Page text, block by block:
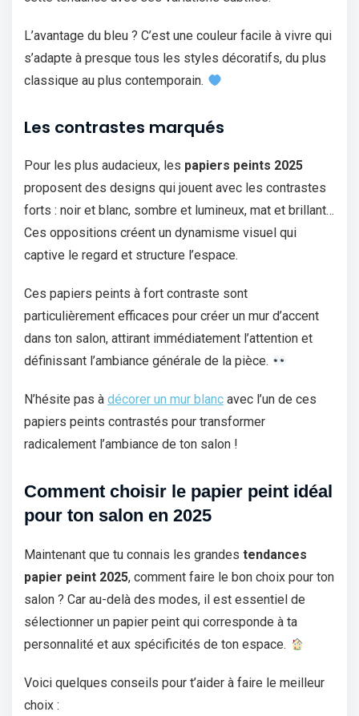
L’avantage du bleu ? C’est une couleur facile à vivre qui
s’adapte à presque tous les styles décoratifs, du plus
classique au plus contemporain.
Les contrastes marqués
Pour les plus audacieux, les papiers peints 2025
proposent des designs qui jouent avec les contrastes
forts : noir et blanc, sombre et lumineux, mat et brillant…
Ces oppositions créent un dynamisme visuel qui
captive le regard et structure l’espace.
Ces papiers peints à fort contraste sont
particulièrement efficaces pour créer un mur d’accent
dans ton salon, attirant immédiatement l’attention et
définissant l’ambiance générale de la pièce.
N’hésite pas à décorer un mur blanc avec l’un de ces
papiers peints contrastés pour transformer
radicalement l’ambiance de ton salon !
Comment choisir le papier peint idéal
pour ton salon en 2025
Maintenant que tu connais les grandes tendances
papier peint 2025, comment faire le bon choix pour ton
salon ? Car au-delà des modes, il est essentiel de
sélectionner un papier peint qui corresponde à ta
personnalité et aux spécificités de ton espace.
Voici quelques conseils pour t’aider à faire le meilleur
choix :